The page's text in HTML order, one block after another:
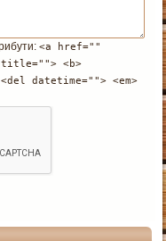
<a href=""
<b>
datetime=""> <em>